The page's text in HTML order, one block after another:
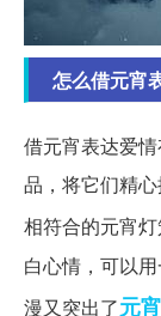
怎么借元宵
借元宵表达爱
品，将它们精
相符合的元宵
白心情，可以
漫又突出了元